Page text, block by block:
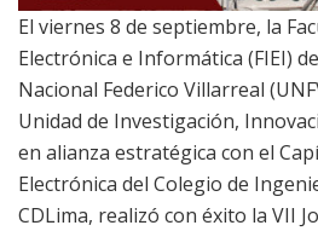
El viernes 8 de septiembre, la
Electrónica e Informática (FIEI)
Nacional Federico Villarreal
Unidad de Investigación,
en alianza estratégica con el
Electrónica del Colegio de
CDLima, realizó con éxito la VII